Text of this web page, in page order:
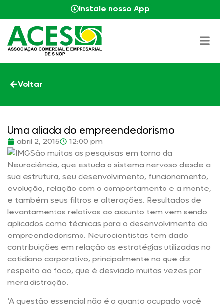
Instale nosso App
Voltar
Uma aliada do empreendedorismo
abril 2, 2015
12:00 pm
São muitas as pesquisas em torno da
Neurociência, que estuda o sistema nervoso desde a
sua estrutura, seu desenvolvimento, funcionamento,
evolução, relação com o comportamento e a mente,
e também seus filtros e alterações. Resultados de
levantamentos relativos ao assunto tem vem sendo
aplicados como técnicas para o desenvolvimento do
empreendedorismo. Neurocientistas tem dado
contribuições em relação as estratégias utilizadas no
cotidiano corporativo, principalmente no que diz
respeito ao foco, que é desviado muitas vezes por
mera distração.
‘A questão essencial não é o quanto ocupado você